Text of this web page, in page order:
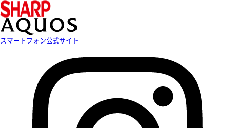
スマートフォン公式サイト